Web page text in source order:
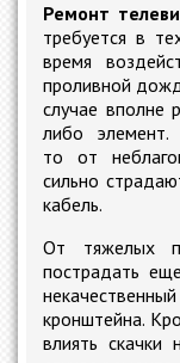
Ремонт
требуется в
время
проливной
случае вполне
либо элемент.
то от
сильно
кабель.
От тяжелых
пострадать
кронштейна.
влиять скачки